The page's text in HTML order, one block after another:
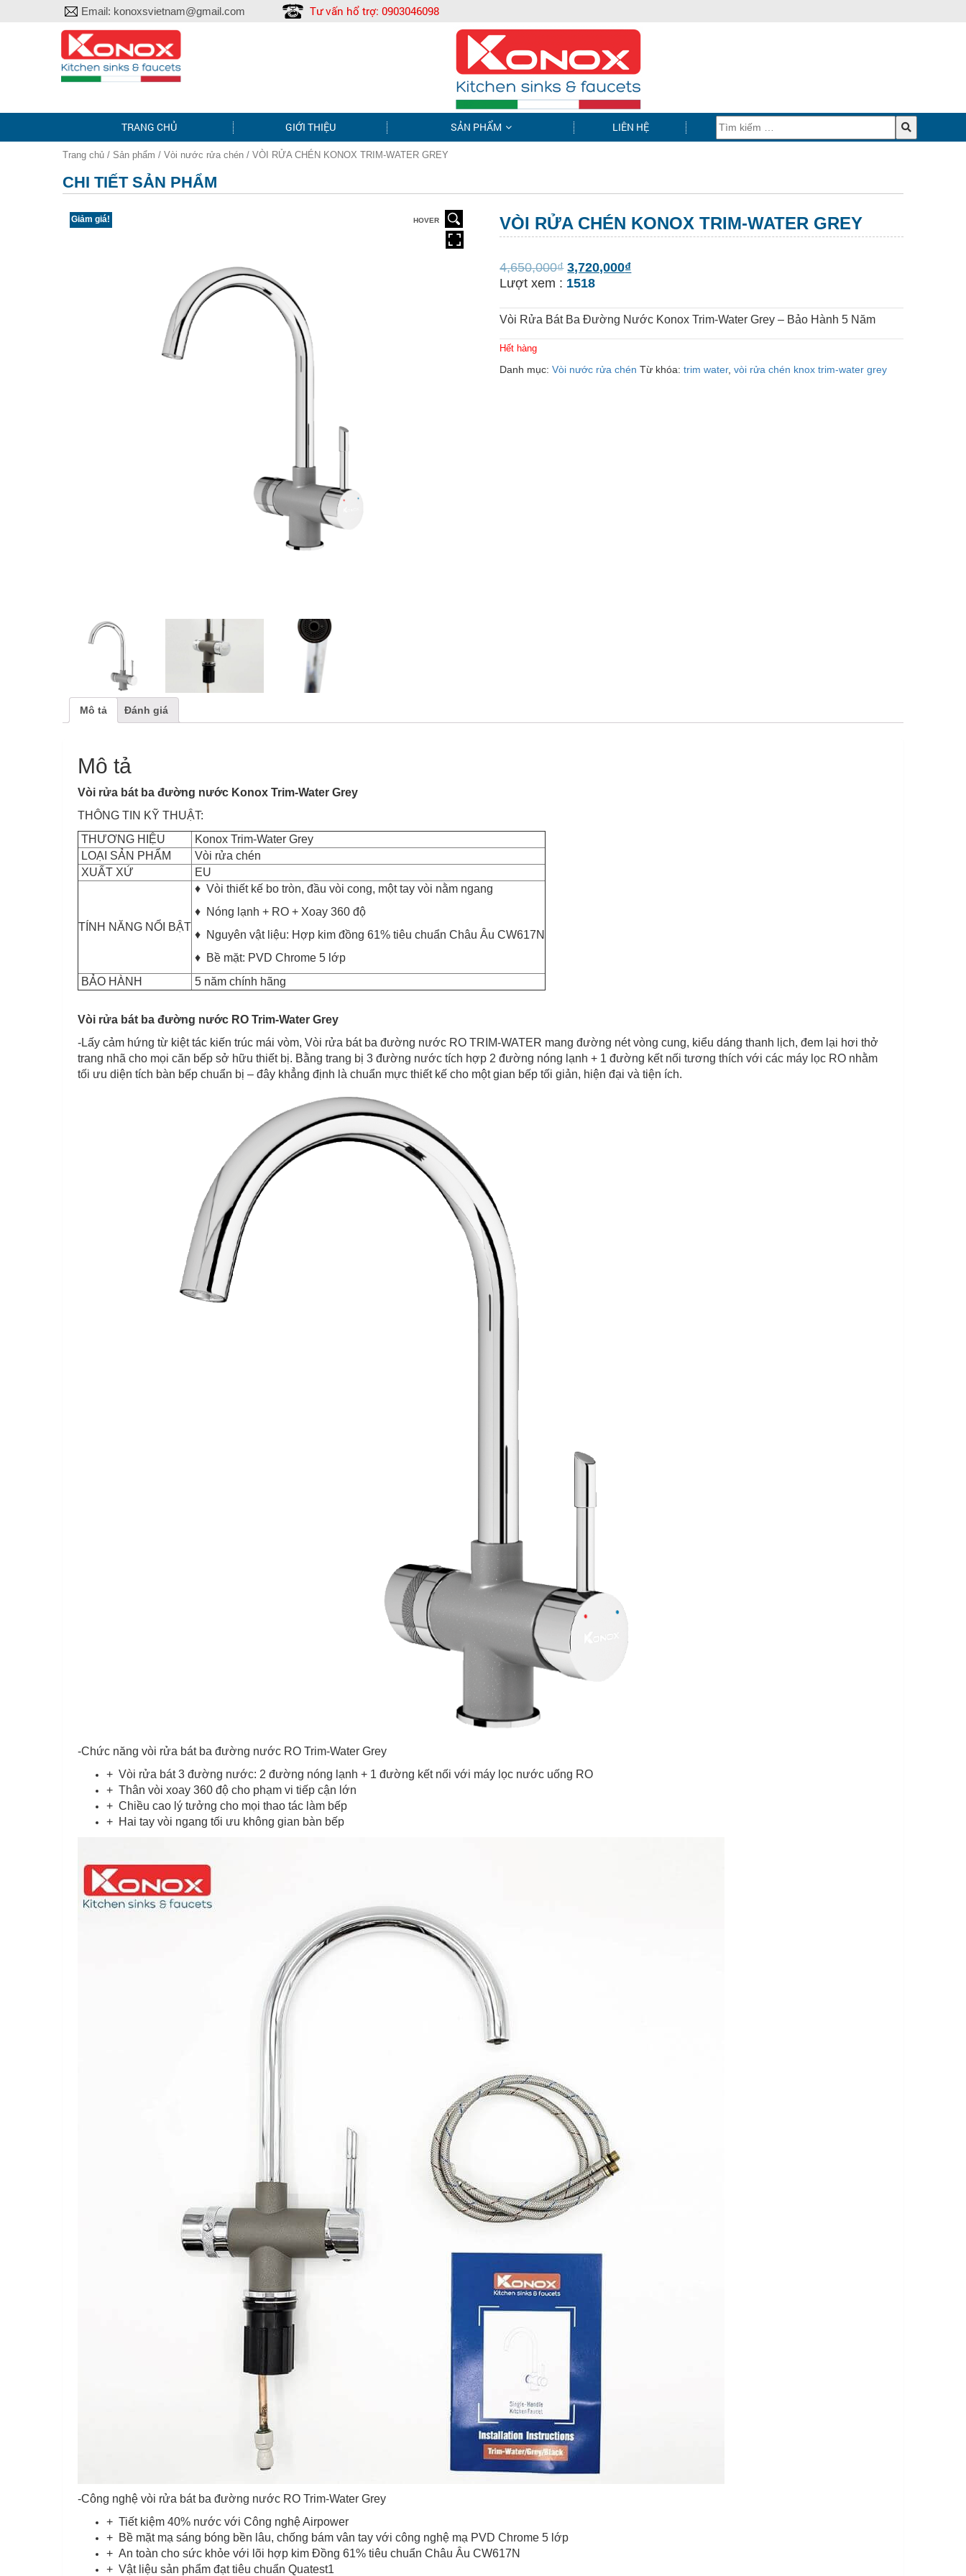
Email: konoxsvietnam@gmail.com Tư vấn hổ trợ: 0903046098
TRANG CHỦ GIỚI THIỆU SẢN PHẨM LIÊN HỆ
Trang chủ / Sản phẩm / Vòi nước rửa chén / VÒI RỬA CHÉN KONOX TRIM-WATER GREY
CHI TIẾT SẢN PHẨM
Giảm giá! HOVER HOVER
VÒI RỬA CHÉN KONOX TRIM-WATER GREY
4,650,000₫ 3,720,000₫
Lượt xem : 1518
Vòi Rửa Bát Ba Đường Nước Konox Trim-Water Grey – Bảo Hành 5 Năm
Hết hàng
Danh mục:Vòi nước rửa chén Từ khóa:trim water,vòi rửa chén knox trim-water grey
Mô tả Đánh giá
Mô tả
Vòi rửa bát ba đường nước Konox Trim-Water Grey
THÔNG TIN KỸ THUẬT:
THƯƠNG HIỆU
Konox Trim-Water Grey
LOẠI SẢN PHẨM
Vòi rửa chén
XUẤT XỨ
EU
TÍNH NĂNG NỔI BẬT
♦ Vòi thiết kế bo tròn, đầu vòi cong, một tay vòi nằm ngang
♦ Nóng lạnh + RO + Xoay 360 độ
♦ Nguyên vật liệu: Hợp kim đồng 61% tiêu chuẩn Châu Âu CW617N
♦ Bề mặt: PVD Chrome 5 lớp
BẢO HÀNH
5 năm chính hãng
Vòi rửa bát ba đường nước RO Trim-Water Grey
-Lấy cảm hứng từ kiệt tác kiến trúc mái vòm, Vòi rửa bát ba đường nước RO TRIM-WATER mang đường nét vòng cung, kiểu dáng thanh lịch, đem lại hơi thở
trang nhã cho mọi căn bếp sở hữu thiết bị. Bằng trang bị 3 đường nước tích hợp 2 đường nóng lạnh + 1 đường kết nối tương thích với các máy lọc RO nhằm
tối ưu diện tích bàn bếp chuẩn bị – đây khẳng định là chuẩn mực thiết kế cho một gian bếp tối giản, hiện đại và tiện ích.
-Chức năng vòi rửa bát ba đường nước RO Trim-Water Grey
+ Vòi rửa bát 3 đường nước: 2 đường nóng lạnh + 1 đường kết nối với máy lọc nước uống RO
+ Thân vòi xoay 360 độ cho phạm vi tiếp cận lớn
+ Chiều cao lý tưởng cho mọi thao tác làm bếp
+ Hai tay vòi ngang tối ưu không gian bàn bếp
-Công nghệ vòi rửa bát ba đường nước RO Trim-Water Grey
+ Tiết kiệm 40% nước với Công nghệ Airpower
+ Bề mặt mạ sáng bóng bền lâu, chống bám vân tay với công nghệ mạ PVD Chrome 5 lớp
+ An toàn cho sức khỏe với lõi hợp kim Đồng 61% tiêu chuẩn Châu Âu CW617N
+ Vật liệu sản phẩm đạt tiêu chuẩn Quatest1